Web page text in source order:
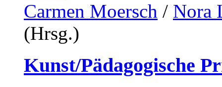
Carmen Moersch / Nora
(Hrsg.)
Kunst/Pädagogische